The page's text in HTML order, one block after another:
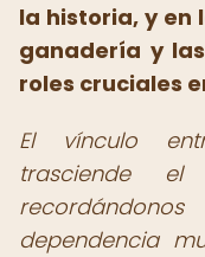
la historia, y en
ganadería y
roles cruciales
El vínculo
trasciende
dependencia